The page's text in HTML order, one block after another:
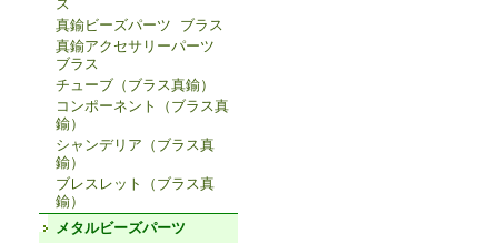
ス
真鍮ビーズパーツ ブラス
真鍮アクセサリーパーツ
ブラス
チューブ（ブラス真鍮）
コンポーネント（ブラス真
鍮）
シャンデリア（ブラス真
鍮）
ブレスレット（ブラス真
鍮）
メタルビーズパーツ